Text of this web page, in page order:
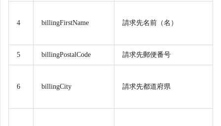
4 billingFirstName 請求先名前（名）
5 billingPostalCode 請求先郵便番号
6 billingCity 請求先都道府県